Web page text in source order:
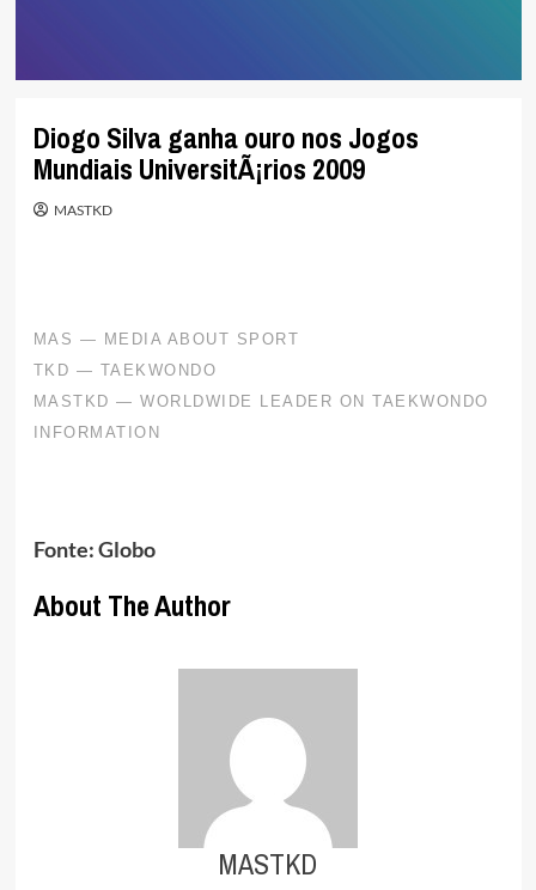
Diogo Silva ganha ouro nos Jogos
Mundiais UniversitÃ¡rios 2009
MASTKD
Fonte: Globo
About The Author
MASTKD